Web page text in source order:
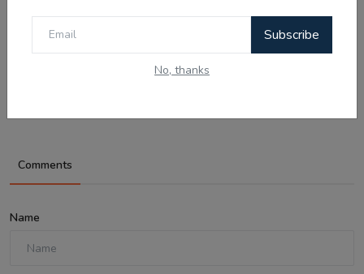
Subscribe
No, thanks
ਕੈਲੀਫ਼ੋਰਨੀਆ 'ਚ ਪੰਜਾਬੀ ਨੌਜਵਾਨ ਦਾ ਗੋਲੀਆਂ ਮਾਰ ਕੇ ਕਤਲ,
Comments
Name